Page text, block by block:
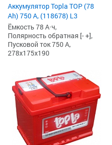
Аккумулятор Topla TOP (78
Ah) 750 А, (118678) L3
Ёмкость 78 А·ч,
Полярность обратная [- +],
Пусковой ток 750 А,
278x175x190